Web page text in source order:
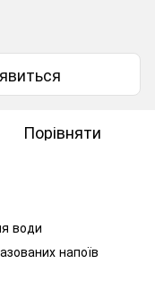
Порівняти
води
напоїв